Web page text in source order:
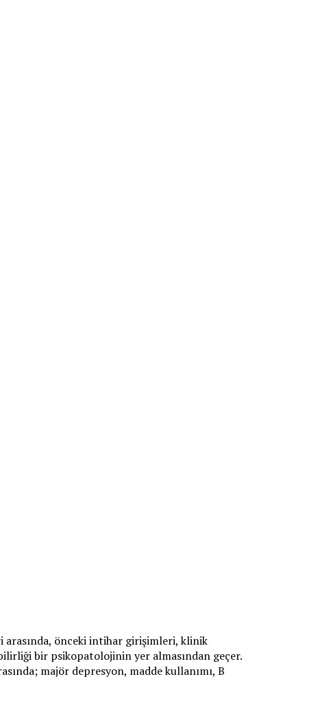
önceki intihar girişimleri, klinik
bir psikopatolojinin yer almasından geçer.
majör depresyon, madde kullanımı, B